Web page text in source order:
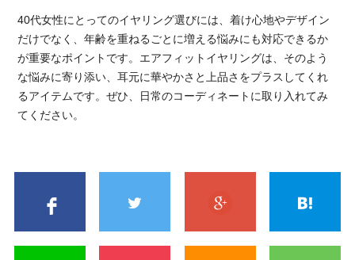
40代女性にとってのイヤリング選びには、着け心地やデザイン
だけでなく、年齢を重ねるごとに増える悩みにも対応できるか
が重要なポイントです。エアフィットイヤリングは、そのよう
な悩みに寄り添い、耳元に華やかさと上品さをプラスしてくれ
るアイテムです。ぜひ、日常のコーディネートに取り入れてみ
てください。